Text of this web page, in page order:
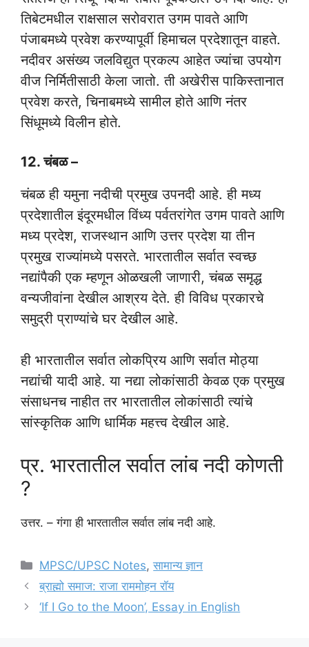
तिबेटमधील राक्षसाल सरोवरात उगम पावते आणि
पंजाबमध्ये प्रवेश करण्यापूर्वी हिमाचल प्रदेशातून वाहते.
नदीवर असंख्य जलविद्युत प्रकल्प आहेत ज्यांचा उपयोग
वीज निर्मितीसाठी केला जातो. ती अखेरीस पाकिस्तानात
प्रवेश करते, चिनाबमध्ये सामील होते आणि नंतर
सिंधूमध्ये विलीन होते.
12. चंबळ –
चंबळ ही यमुना नदीची प्रमुख उपनदी आहे. ही मध्य
प्रदेशातील इंदूरमधील विंध्य पर्वतरांगेत उगम पावते आणि
मध्य प्रदेश, राजस्थान आणि उत्तर प्रदेश या तीन
प्रमुख राज्यांमध्ये पसरते. भारतातील सर्वात स्वच्छ
नद्यांपैकी एक म्हणून ओळखली जाणारी, चंबळ समृद्ध
वन्यजीवांना देखील आश्रय देते. ही विविध प्रकारचे
समुद्री प्राण्यांचे घर देखील आहे.
ही भारतातील सर्वात लोकप्रिय आणि सर्वात मोठ्या
नद्यांची यादी आहे. या नद्या लोकांसाठी केवळ एक प्रमुख
संसाधनच नाहीत तर भारतातील लोकांसाठी त्यांचे
सांस्कृतिक आणि धार्मिक महत्त्व देखील आहे.
प्र. भारतातील सर्वात लांब नदी कोणती
?
उत्तर. – गंगा ही भारतातील सर्वात लांब नदी आहे.
Categories
MPSC/UPSC Notes,सामान्य ज्ञान
ब्राह्मो समाज: राजा राममोहन रॉय
‘If I Go to the Moon’, Essay in English